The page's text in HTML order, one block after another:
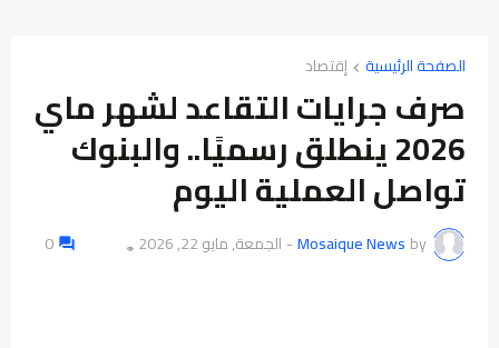
الصفحة الرئيسية إقتصاد
صرف جرايات التقاعد لشهر ماي
2026 ينطلق رسميًا.. والبنوك
تواصل العملية اليوم
by
Mosaique News
- الجمعة, مايو 22, 2026 👁️
0